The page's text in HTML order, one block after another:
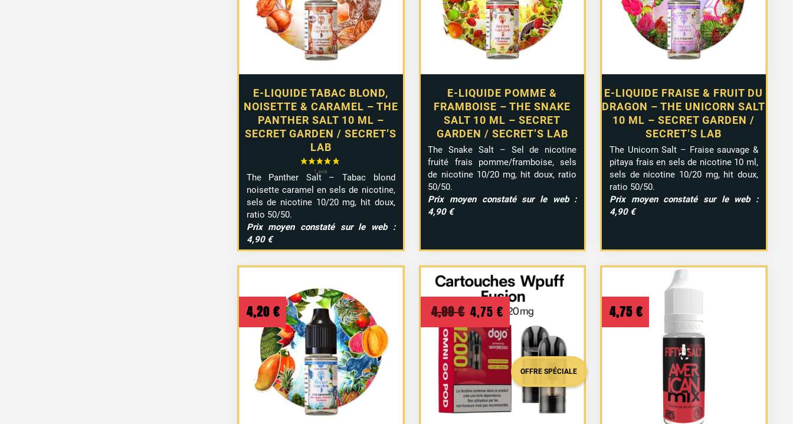
E-LIQUIDE TABAC BLOND,
NOISETTE & CARAMEL – THE
PANTHER SALT 10 ML –
SECRET GARDEN / SECRET’S
LAB
The Panther Salt – Tabac blond
noisette caramel en sels de nicotine,
sels de nicotine 10/20 mg, hit doux,
ratio 50/50.
Prix moyen constaté sur le web :
4,90 €
E-LIQUIDE POMME &
FRAMBOISE – THE SNAKE
SALT 10 ML – SECRET
GARDEN / SECRET’S LAB
The Snake Salt – Sel de nicotine
fruité frais pomme/framboise, sels
de nicotine 10/20 mg, hit doux, ratio
50/50.
Prix moyen constaté sur le web :
4,90 €
E-LIQUIDE FRAISE & FRUIT DU
DRAGON – THE UNICORN SALT
10 ML – SECRET GARDEN /
SECRET’S LAB
The Unicorn Salt – Fraise sauvage &
pitaya frais en sels de nicotine 10 ml,
sels de nicotine 10/20 mg, hit doux,
ratio 50/50.
Prix moyen constaté sur le web :
4,90 €
4,20 €
OFFRE SPÉCIALE
4,99€ Le
prix
initial
était :
4,99 €.
4,75 € Le
prix
actuel
est :
4,75 €.
4,75€